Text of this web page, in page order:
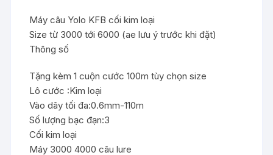
Máy câu Yolo KFB cối kim loại
Size từ 3000 tới 6000 (ae lưu ý trước khi đặt)
Thông số
Tặng kèm 1 cuộn cước 100m tùy chọn size
Lô cước :Kim loại
Vào dây tối đa:0.6mm-110m
Số lượng bạc đạn:3
Cối kim loại
Máy 3000 4000 câu lure